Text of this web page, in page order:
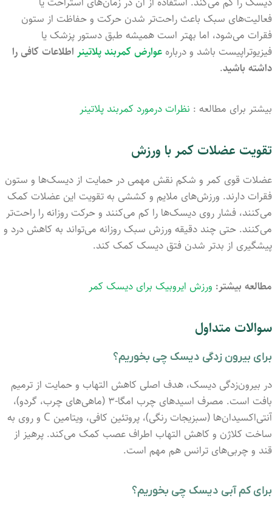
فعالیت‌های سبک باعث راحت‌تر شدن حرکت و حفاظت از ستون
فقرات می‌شود، اما بهتر است همیشه طبق دستور پزشک یا
فیزیوتراپیست باشد و درباره عوارض کمربند پلاتینر اطلاعات کافی را
داشته باشید.
بیشتر برای مطالعه : نظرات درمورد کمربند پلاتینر
تقویت عضلات کمر با ورزش
عضلات قوی کمر و شکم نقش مهمی در حمایت از دیسک‌ها و ستون
فقرات دارند. ورزش‌های ملایم و کششی به تقویت این عضلات کمک
می‌کنند، فشار روی دیسک‌ها را کم می‌کنند و حرکت روزانه را راحت‌تر
می‌کنند. حتی چند دقیقه ورزش سبک روزانه می‌تواند به کاهش درد و
پیشگیری از بدتر شدن فتق دیسک کمک کند.
مطالعه بیشتر: ورزش ایروبیک برای دیسک کمر
سوالات متداول
برای بیرون زدگی دیسک چی بخوریم؟
در بیرون‌زدگی دیسک، هدف اصلی کاهش التهاب و حمایت از ترمیم
بافت است. مصرف اسیدهای چرب امگا-۳ (ماهی‌های چرب، گردو)،
آنتی‌اکسیدان‌ها (سبزیجات رنگی)، پروتئین کافی، ویتامین C و روی به
ساخت کلاژن و کاهش التهاب اطراف عصب کمک می‌کند. پرهیز از
قند و چربی‌های ترانس هم مهم است.
برای کم آبی دیسک چی بخوریم؟